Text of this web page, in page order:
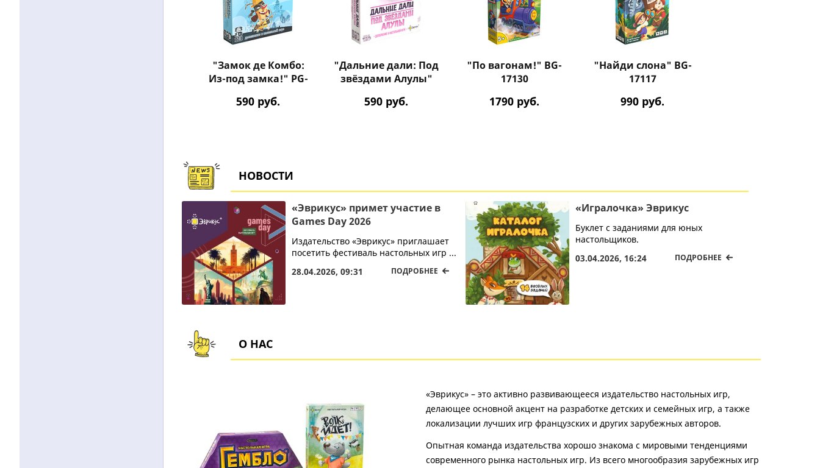
"Замок де Комбо:
Из-под замка!" PG-
590 руб.
"Дальние дали: Под
звёздами Алулы"
590 руб.
"По вагонам!" BG-
17130
1790 руб.
"Найди слона" BG-
17117
990 руб.
НОВОСТИ
«Эврикус» примет участие в
Games Day 2026
Издательство «Эврикус» приглашает
посетить фестиваль настольных игр ...
28.04.2026, 09:31
ПОДРОБНЕЕ
«Игралочка» Эврикус
Буклет с заданиями для юных
настольщиков.
03.04.2026, 16:24
ПОДРОБНЕЕ
О НАС
«Эврикус» – это активно развивающееся издательство настольных игр,
делающее основной акцент на разработке детских и семейных игр, а также
локализации лучших игр французских и других зарубежных авторов.
Опытная команда издательства хорошо знакома с мировыми тенденциями
современного рынка настольных игр. Из всего многообразия зарубежных игр